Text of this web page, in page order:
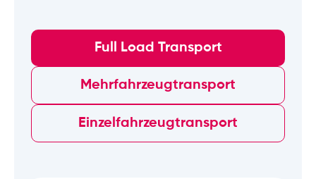
Full Load Transport
Mehrfahrzeugtransport
Einzelfahrzeugtransport